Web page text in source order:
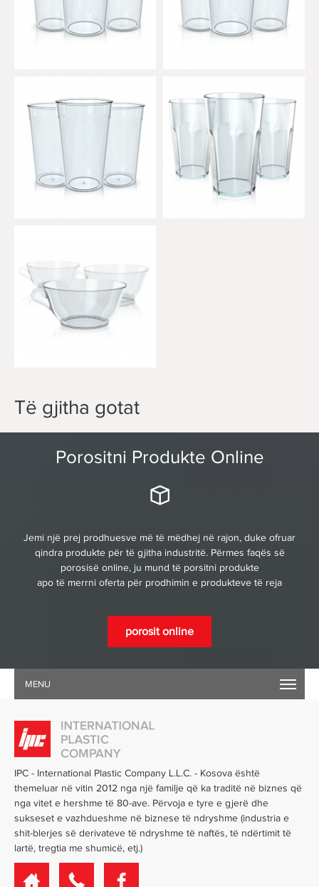
Të gjitha gotat
Porositni Produkte Online
Jemi një prej prodhuesve më të mëdhej në rajon, duke ofruar
qindra produkte për të gjitha industritë. Përmes faqës së
porosisë online, ju mund të porsitni produkte
apo të merrni oferta për prodhimin e produkteve të reja
porosit online
MENU
IPC - International Plastic Company L.L.C. - Kosova është
themeluar në vitin 2012 nga një familje që ka traditë në biznes që
nga vitet e hershme të 80-ave. Përvoja e tyre e gjerë dhe
sukseset e vazhdueshme në biznese të ndryshme (industria e
shit-blerjes së derivateve të ndryshme të naftës, të ndërtimit të
lartë, tregtia me shumicë, etj.)